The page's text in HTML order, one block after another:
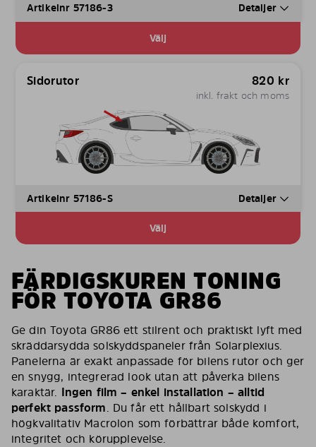
Artikelnr 57186-3 Detaljer
Välj
Sidorutor 820 kr
inkl. frakt och moms
Artikelnr 57186-S Detaljer
Välj
FÄRDIGSKUREN TONING
FÖR TOYOTA GR86
Ge din Toyota GR86 ett stilrent och praktiskt lyft med
skräddarsydda solskyddspaneler från Solarplexius.
Panelerna är exakt anpassade för bilens rutor och ger
en snygg, integrerad look utan att påverka bilens
karaktär. Ingen film – enkel installation – alltid
perfekt passform. Du får ett hållbart solskydd i
högkvalitativ Macrolon som förbättrar både komfort,
integritet och körupplevelse.